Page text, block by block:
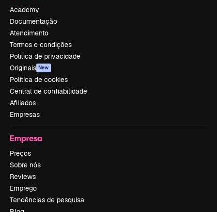
Academy
Documentação
Atendimento
Termos e condições
Política de privacidade
Originais New
Política de cookies
Central de confiabilidade
Afiliados
Empresas
Empresa
Preços
Sobre nós
Reviews
Emprego
Tendências de pesquisa